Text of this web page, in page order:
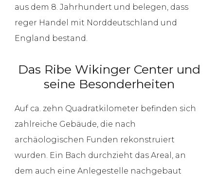
aus dem 8. Jahrhundert und belegen, dass
reger Handel mit Norddeutschland und
England bestand.
Das Ribe Wikinger Center und
seine Besonderheiten
Auf ca. zehn Quadratkilometer befinden sich
zahlreiche Gebäude, die nach
archäologischen Funden rekonstruiert
wurden. Ein Bach durchzieht das Areal, an
dem auch eine Anlegestelle nachgebaut